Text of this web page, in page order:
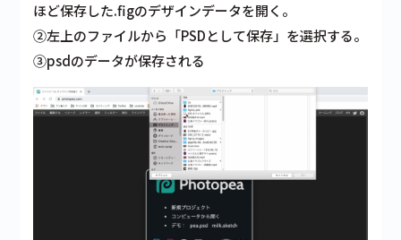
ほど保存した.figのデザインデータを開く。
②左上のファイルから「PSDとして保存」を選択する。
③psdのデータが保存される